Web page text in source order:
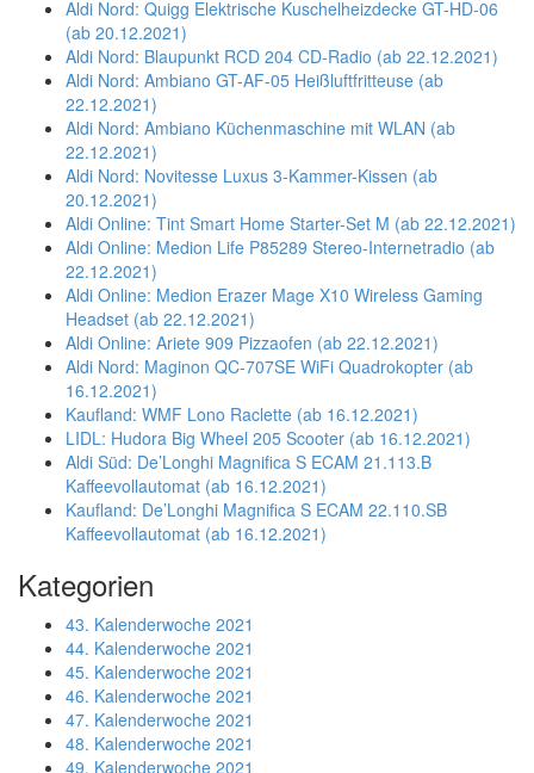
Aldi Nord: Quigg Elektrische Kuschelheizdecke GT-HD-06
(ab 20.12.2021)
Aldi Nord: Blaupunkt RCD 204 CD-Radio (ab 22.12.2021)
Aldi Nord: Ambiano GT-AF-05 Heißluftfritteuse (ab
22.12.2021)
Aldi Nord: Ambiano Küchenmaschine mit WLAN (ab
22.12.2021)
Aldi Nord: Novitesse Luxus 3-Kammer-Kissen (ab
20.12.2021)
Aldi Online: Tint Smart Home Starter-Set M (ab 22.12.2021)
Aldi Online: Medion Life P85289 Stereo-Internetradio (ab
22.12.2021)
Aldi Online: Medion Erazer Mage X10 Wireless Gaming
Headset (ab 22.12.2021)
Aldi Online: Ariete 909 Pizzaofen (ab 22.12.2021)
Aldi Nord: Maginon QC-707SE WiFi Quadrokopter (ab
16.12.2021)
Kaufland: WMF Lono Raclette (ab 16.12.2021)
LIDL: Hudora Big Wheel 205 Scooter (ab 16.12.2021)
Aldi Süd: De’Longhi Magnifica S ECAM 21.113.B
Kaffeevollautomat (ab 16.12.2021)
Kaufland: De’Longhi Magnifica S ECAM 22.110.SB
Kaffeevollautomat (ab 16.12.2021)
Kategorien
43. Kalenderwoche 2021
44. Kalenderwoche 2021
45. Kalenderwoche 2021
46. Kalenderwoche 2021
47. Kalenderwoche 2021
48. Kalenderwoche 2021
49. Kalenderwoche 2021